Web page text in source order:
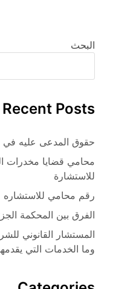
البحث
Recent Posts
حقوق المدعى عليه في
محامي قضايا مخدرات
للاستشارة
رقم محامي للاستشاره
الفرق بين المحكمة
المستشار القانوني
وما الخدمات التي